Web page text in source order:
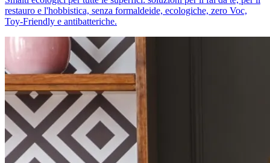
restauro e l'hobbistica, senza formaldeide, ecologiche, zero Voc,
Toy-Friendly e antibatteriche.